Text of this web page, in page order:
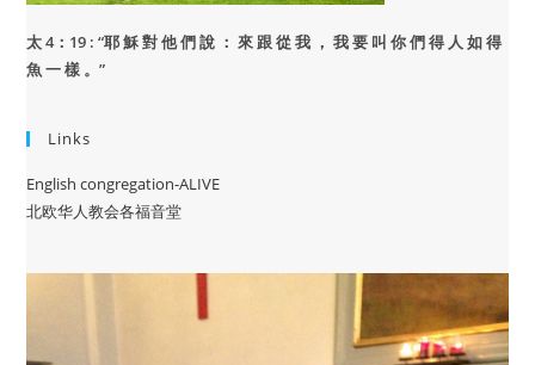
太 4：19 : “耶 穌 對 他 們 說 ： 來 跟 從 我 ， 我 要 叫 你 們 得 人 如 得
魚 一 樣 。”
Links
English congregation-ALIVE
北欧华人教会各福音堂